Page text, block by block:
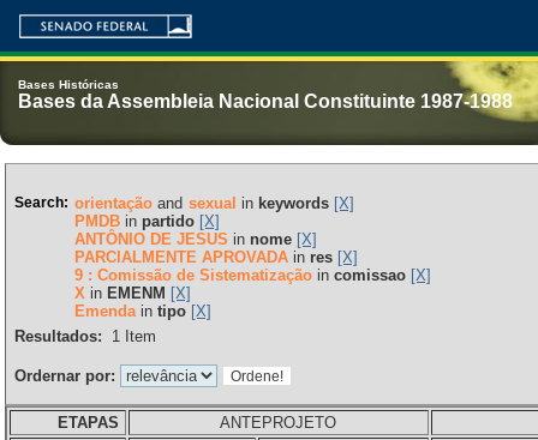
Bases Históricas
Bases da Assembleia Nacional Constituinte 1987-1988
Search: orientaçãoand sexual in keywords [X]
PMDBin partido [X]
ANTÔNIO DE JESUS in nome [X]
PARCIALMENTE APROVADAin res [X]
9 : Comissão de Sistematizaçãoin comissao [X]
Xin EMENM [X]
Emendain tipo [X]
Resultados:
1Item
Ordernar por:
ETAPAS
ANTEPROJETO